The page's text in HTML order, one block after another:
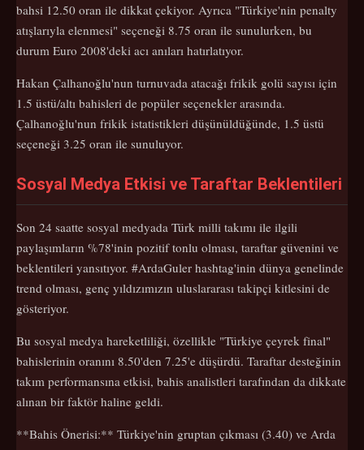
bahsi 12.50 oran ile dikkat çekiyor. Ayrıca "Türkiye'nin penalty
atışlarıyla elenmesi" seçeneği 8.75 oran ile sunulurken, bu
durum Euro 2008'deki acı anıları hatırlatıyor.
Hakan Çalhanoğlu'nun turnuvada atacağı frikik golü sayısı için
1.5 üstü/altı bahisleri de popüler seçenekler arasında.
Çalhanoğlu'nun frikik istatistikleri düşünüldüğünde, 1.5 üstü
seçeneği 3.25 oran ile sunuluyor.
Sosyal Medya Etkisi ve Taraftar Beklentileri
Son 24 saatte sosyal medyada Türk milli takımı ile ilgili
paylaşımların %78'inin pozitif tonlu olması, taraftar güvenini ve
beklentileri yansıtıyor. #ArdaGuler hashtag'inin dünya genelinde
trend olması, genç yıldızımızın uluslararası takipçi kitlesini de
gösteriyor.
Bu sosyal medya hareketliliği, özellikle "Türkiye çeyrek final"
bahislerinin oranını 8.50'den 7.25'e düşürdü. Taraftar desteğinin
takım performansına etkisi, bahis analistleri tarafından da dikkate
alınan bir faktör haline geldi.
**Bahis Önerisi:** Türkiye'nin gruptan çıkması (3.40) ve Arda